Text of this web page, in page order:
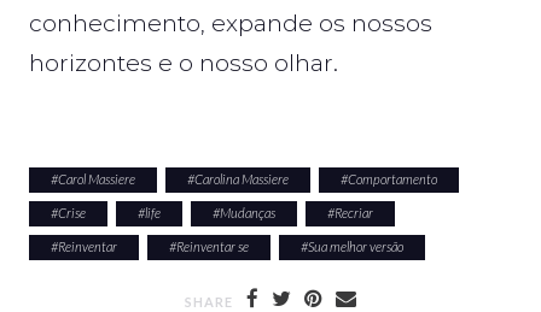
conhecimento, expande os nossos
horizontes e o nosso olhar.
#Carol Massiere #Carolina Massiere #Comportamento
#Crise #life #Mudanças #Recriar
#Reinventar #Reinventar se #Sua melhor versão
SHARE